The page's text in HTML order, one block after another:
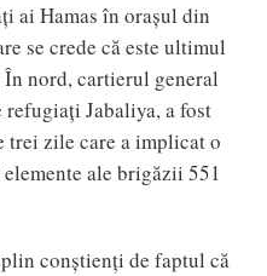
ai Hamas în orașul din
se crede că este ultimul
nord, cartierul general
refugiați Jabaliya, a fost
trei zile care a implicat o
ale brigăzii 551
conștienți de faptul că